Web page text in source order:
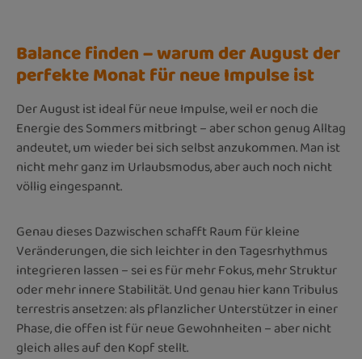
Balance finden – warum der August der
perfekte Monat für neue Impulse ist
Der August ist ideal für neue Impulse, weil er noch die
Energie des Sommers mitbringt – aber schon genug Alltag
andeutet, um wieder bei sich selbst anzukommen. Man ist
nicht mehr ganz im Urlaubsmodus, aber auch noch nicht
völlig eingespannt.
Genau dieses Dazwischen schafft Raum für kleine
Veränderungen, die sich leichter in den Tagesrhythmus
integrieren lassen – sei es für mehr Fokus, mehr Struktur
oder mehr innere Stabilität. Und genau hier kann Tribulus
terrestris ansetzen: als pflanzlicher Unterstützer in einer
Phase, die offen ist für neue Gewohnheiten – aber nicht
gleich alles auf den Kopf stellt.